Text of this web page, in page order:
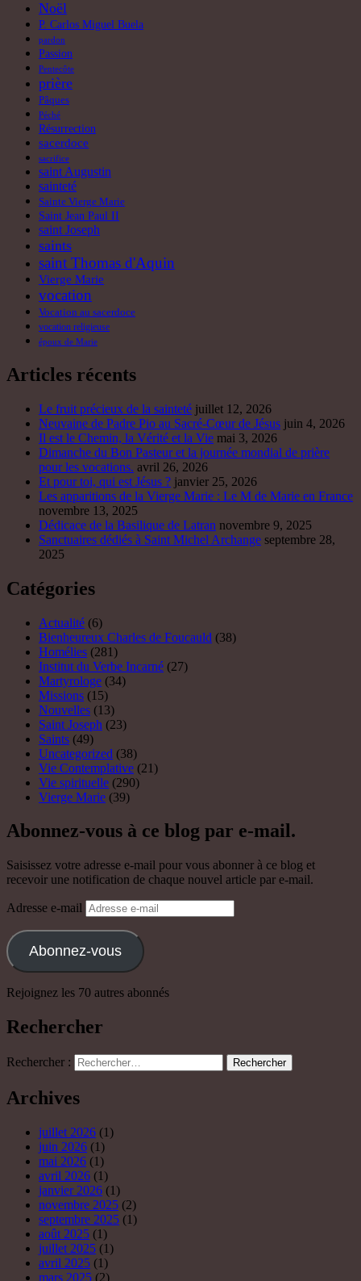
Sainte Vierge Marie
Saint Jean Paul II
saint Joseph
saints
saint Thomas d'Aquin
Vierge Marie
vocation
Vocation au sacerdoce
vocation religieuse
époux de Marie
Articles récents
Le fruit précieux de la sainteté
Neuvaine de Padre Pio au Sacré-Cœur de Jésus
Il est le Chemin, la Vérité et la Vie
Dimanche du Bon Pasteur et la journée mondial de prière
pour les vocations. avril 26, 2026
Et pour toi, qui est Jésus ?
Les apparitions de la Vierge Marie : Le M de Marie en France
novembre 13, 2025
Dédicace de la Basilique de Latran
Sanctuaires dédiés à Saint Michel Archange
Actualité(6)
Bienheureux Charles de Foucauld(38)
Homélies(281)
Institut du Verbe Incarné (27)
Martyrologe(34)
Missions(15)
Nouvelles (13)
Saint Joseph(23)
Saints(49)
Uncategorized
Vie spirituelle
Abonnez-vous à ce blog par e-mail.
Saisissez votre adresse e-mail pour vous abonner à ce blog et
recevoir une notification de chaque nouvel article par e-mail.
Adresse e-mail
Abonnez-vous
Rejoignez les 70 autres abonnés
Rechercher
Rechercher :
Archives
juin 2026(1)
mai 2026(1)
janvier 2026(1)
septembre 2025
juillet 2025(1)
avril 2025(1)
février 2025
décembre 2024
novembre 2024
octobre 2024
septembre 2024
août 2024(3)
juillet 2024(5)
juin 2024(3)
mai 2024(4)
avril 2024(2)
mars 2024(4)
février 2024(6)